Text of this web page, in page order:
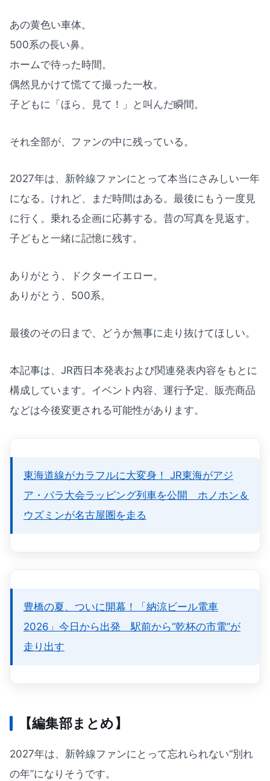
あの黄色い車体。
500系の長い鼻。
ホームで待った時間。
偶然見かけて慌てて撮った一枚。
子どもに「ほら、見て！」と叫んだ瞬間。
それ全部が、ファンの中に残っている。
2027年は、新幹線ファンにとって本当にさみしい一年
になる。けれど、まだ時間はある。最後にもう一度見
に行く。乗れる企画に応募する。昔の写真を見返す。
子どもと一緒に記憶に残す。
ありがとう、ドクターイエロー。
ありがとう、500系。
最後のその日まで、どうか無事に走り抜けてほしい。
本記事は、JR西日本発表および関連発表内容をもとに
構成しています。イベント内容、運行予定、販売商品
などは今後変更される可能性があります。
東海道線がカラフルに大変身！ JR東海がアジ
ア・パラ大会ラッピング列車を公開 ホノホン＆
ウズミンが名古屋圏を走る
豊橋の夏、ついに開幕！「納涼ビール電車
2026」今日から出発 駅前から“乾杯の市電”が
走り出す
【編集部まとめ】
2027年は、新幹線ファンにとって忘れられない“別れ
の年”になりそうです。